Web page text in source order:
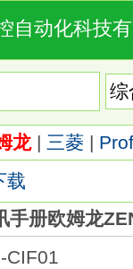
自动化科技
龙| 三菱|
载
手册欧姆龙
CIF01